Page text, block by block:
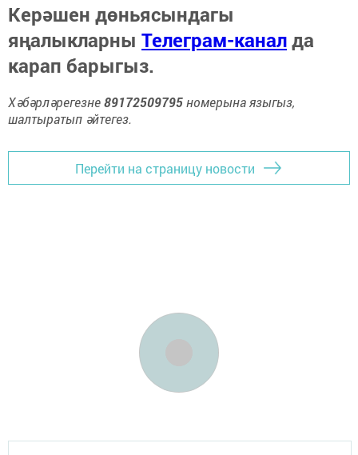
Керәшен дөньясындагы
яңалыкларны Телеграм-каналда
карап барыгыз.
Хәбәрләрегезне89172509795номерына языгыз,
шалтыратып әйтегез.
Перейти на страницу новости